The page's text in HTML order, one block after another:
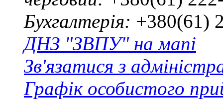
Бухгалтерія: +380(61)
ДНЗ "ЗВПУ" на мапі
Зв'язатися з
Графік особистого